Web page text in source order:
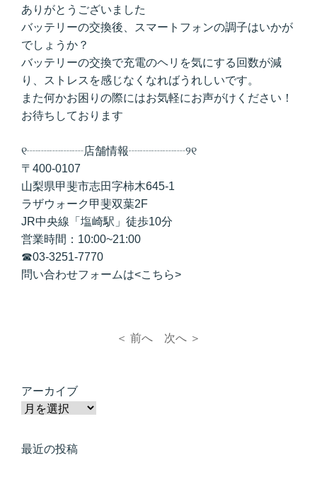
ありがとうございました
バッテリーの交換後、スマートフォンの調子はいかが
でしょうか？
バッテリーの交換で充電のヘリを気にする回数が減
り、ストレスを感じなくなればうれしいです。
また何かお困りの際にはお気軽にお声がけください！
お待ちしております
୧┈┈┈┈┈店舗情報┈┈┈┈┈୨୧
〒400-0107
山梨県甲斐市志田字柿木645-1
ラザウォーク甲斐双葉2F
JR中央線「塩崎駅」徒歩10分
営業時間：10:00~21:00
☎03-3251-7770
問い合わせフォームは<こちら>
＜ 前へ 次へ ＞
アーカイブ
最近の投稿